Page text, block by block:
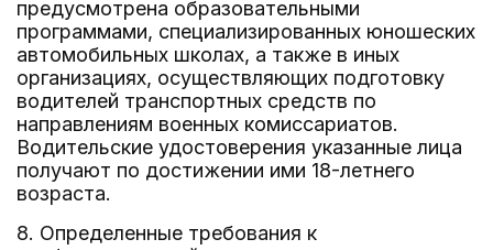
предусмотрена образовательными
программами, специализированных юношеских
автомобильных школах, а также в иных
организациях, осуществляющих подготовку
водителей транспортных средств по
направлениям военных комиссариатов.
Водительские удостоверения указанные лица
получают по достижении ими 18-летнего
возраста.
8. Определенные требования к